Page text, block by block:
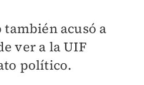
también acusó a
ver a la UIF
político.